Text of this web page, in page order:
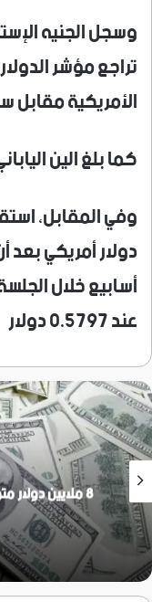
تراجع مؤشر
الأمريكية مقابل ست
كما بلغ الين الياباني 160.52 مقابل
دولار أمريكي
أسابيع خلال
عند 0.5797 دولار
8 ملايين